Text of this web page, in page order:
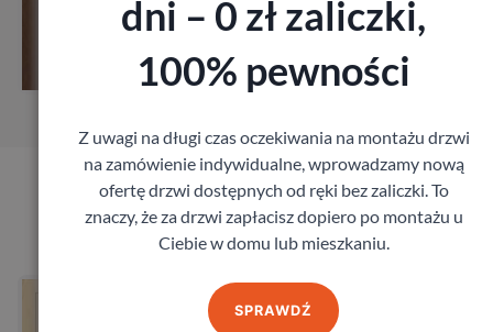
Zobacz
Zamów pomiar
Produkty marki DRE
DRE
dni – 0 zł zaliczki,
100% pewności
Z uwagi na długi czas oczekiwania na montażu drzwi
na zamówienie indywidualne, wprowadzamy nową
ofertę drzwi dostępnych od ręki bez zaliczki. To
znaczy, że za drzwi zapłacisz dopiero po montażu u
Ciebie w domu lub mieszkaniu.
SPRAWDŹ